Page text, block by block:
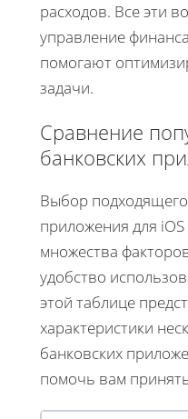
расходов. Все эти
управление
помогают
задачи.
Сравнение
банковских
Выбор
приложения для
множества
удобство
этой таблице
характеристики
банковских
помочь вам